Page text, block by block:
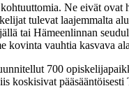
Ne eivät
tulevat laajemmalta
tai Hämeenlinnan
kovinta vauhtia kasvava
700
koskisivat pääsääntöisesti